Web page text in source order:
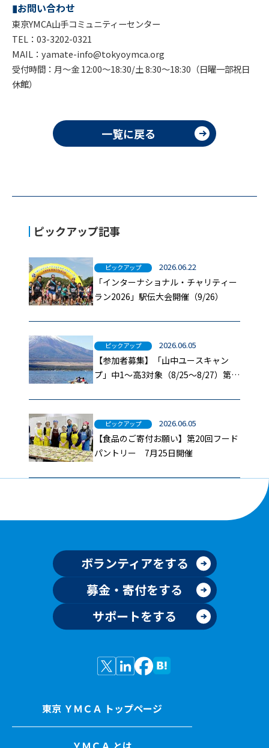
▮お問い合わせ
東京YMCA山手コミュニティーセンター
TEL：03-3202-0321
MAIL：yamate-info@tokyoymca.org
受付時間：月～金 12:00～18:30/土 8:30～18:30（日曜一部祝日
休館）
一覧に戻る
ピックアップ記事
ピックアップ 2026.06.22
「インターナショナル・チャリティー
ラン2026」駅伝大会開催（9/26）
ピックアップ 2026.06.05
【参加者募集】「山中ユースキャン
プ」中1～高3対象（8/25～8/27）第二
ピックアップ 2026.06.05
【食品のご寄付お願い】第20回フード
パントリー 7月25日開催
ボランティアをする
募金・寄付をする
サポートをする
東京 ＹＭＣＡ トップページ